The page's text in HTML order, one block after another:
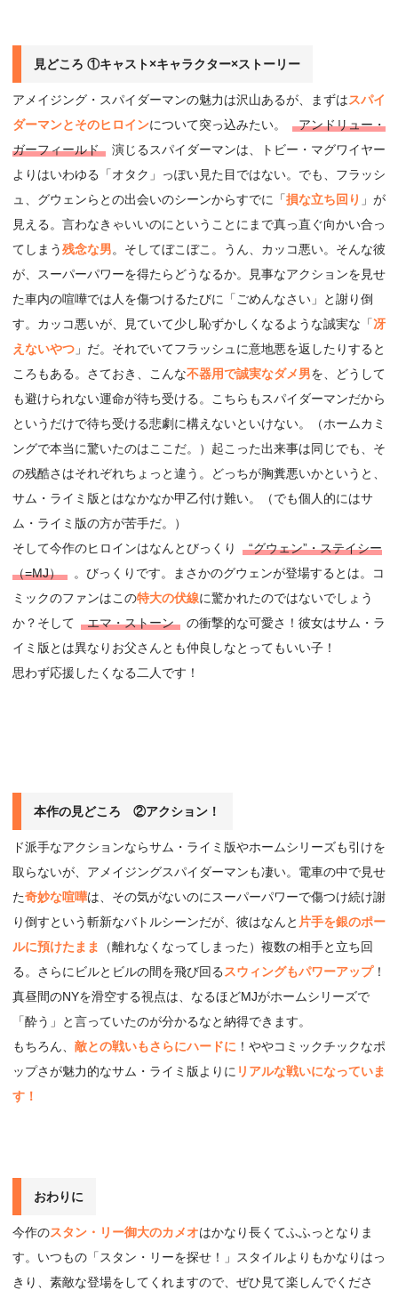
見どころ ①キャスト×キャラクター×ストーリー
アメイジング・スパイダーマンの魅力は沢山あるが、まずはスパイ
ダーマンとそのヒロインについて突っ込みたい。
アンドリュー・
ガーフィールド
演じるスパイダーマンは、トビー・マグワイヤー
よりはいわゆる「オタク」っぽい見た目ではない。でも、フラッシ
ュ、グウェンらとの出会いのシーンからすでに「損な立ち回り 」が
見える。言わなきゃいいのにということにまで真っ直ぐ向かい合っ
てしまう残念な男。そしてぼこぼこ。うん、カッコ悪い。そんな彼
が、スーパーパワーを得たらどうなるか。見事なアクションを見せ
た車内の喧嘩では人を傷つけるたびに「ごめんなさい」と謝り倒
す。カッコ悪いが、見ていて少し恥ずかしくなるような誠実な「冴
えないやつ 」だ。それでいてフラッシュに意地悪を返したりすると
ころもある。さておき、こんな不器用で誠実なダメ男を、どうして
も避けられない運命が待ち受ける。こちらもスパイダーマンだから
というだけで待ち受ける悲劇に構えないといけない。（ホームカミ
ングで本当に驚いたのはここだ。）起こった出来事は同じでも、そ
の残酷さはそれぞれちょっと違う。どっちが胸糞悪いかというと、
サム・ライミ版とはなかなか甲乙付け難い。（でも個人的にはサ
ム・ライミ版の方が苦手だ。）
そして今作のヒロインはなんとびっくり
“グウェン”・ステイシー
（=MJ）
。びっくりです。まさかのグウェンが登場するとは。コ
ミックのファンはこの特大の伏線に驚かれたのではないでしょう
か？そして
エマ・ストーン
の衝撃的な可愛さ！彼女はサム・ラ
イミ版とは異なりお父さんとも仲良しなとってもいい子！
思わず応援したくなる二人です！
本作の見どころ ②アクション！
ド派手なアクションならサム・ライミ版やホームシリーズも引けを
取らないが、アメイジングスパイダーマンも凄い。電車の中で見せ
た奇妙な喧嘩は、その気がないのにスーパーパワーで傷つけ続け謝
り倒すという斬新なバトルシーンだが、彼はなんと 片手を銀のポー
ルに預けたまま
（離れなくなってしまった）複数の相手と立ち回
る。さらにビルとビルの間を飛び回る スウィングもパワーアップ！
真昼間のNYを滑空する視点は、なるほどMJがホームシリーズで
「酔う」と言っていたのが分かるなと納得できます。
もちろん、 敵との戦いもさらにハードに ！ややコミックチックなポ
ップさが魅力的なサム・ライミ版よりに リアルな戦いになっていま
す！
おわりに
今作のスタン・リー御大のカメオはかなり長くてふふっとなりま
す。いつもの「スタン・リーを探せ！」スタイルよりもかなりはっ
きり、素敵な登場をしてくれますので、ぜひ見て楽しんでくださ